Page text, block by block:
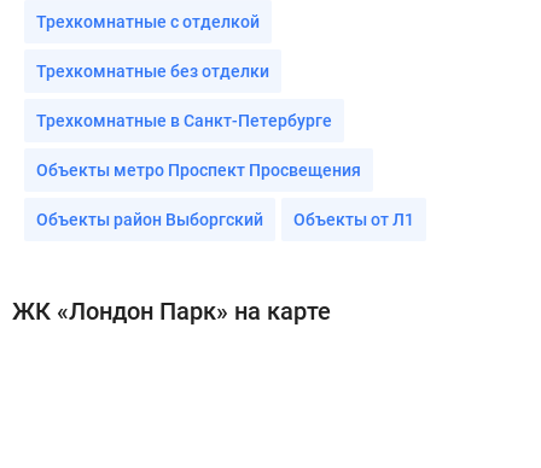
Трехкомнатные с отделкой
Трехкомнатные без отделки
Трехкомнатные в Санкт-Петербурге
Объекты метро Проспект Просвещения
Объекты район Выборгский Объекты от Л1
ЖК «Лондон Парк» на карте